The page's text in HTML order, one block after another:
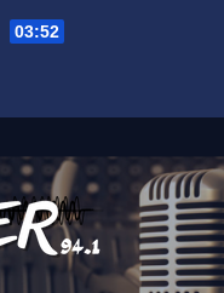
03:52